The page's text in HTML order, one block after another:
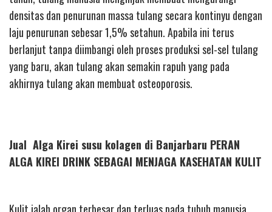
densitas dan penurunan massa tulang secara kontinyu dengan
laju penurunan sebesar 1,5% setahun. Apabila ini terus
berlanjut tanpa diimbangi oleh proses produksi sel-sel tulang
yang baru, akan tulang akan semakin rapuh yang pada
akhirnya tulang akan membuat osteoporosis.
Jual Alga Kirei susu kolagen di Banjarbaru PERAN
ALGA KIREI DRINK SEBAGAI MENJAGA KASEHATAN KULIT